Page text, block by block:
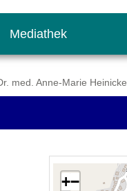
Mediathek
med. Anne-Marie Heinicke
+−